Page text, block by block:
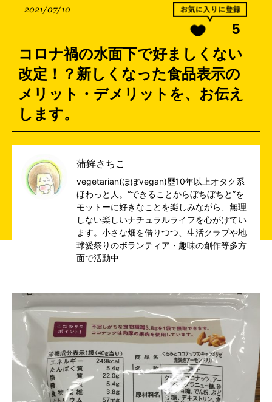
2021/07/10
5
コロナ禍の水面下で好ましくない
改定！？新しくなった食品表示の
メリット・デメリットを、お伝え
します。
蒲鉾さちこ
vegetarian(ほぼvegan)歴10年以上オタク系
ほわっと人。“できることからぼちぼちと”を
モットーに好きなことを楽しみながら、無理
しない楽しいナチュラルライフを心がけてい
ます。小さな畑を借りつつ、生活クラブや地
球愛祭りのボランティア・趣味の創作等多方
面で活動中